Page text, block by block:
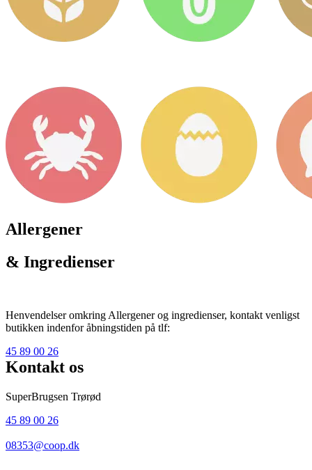
Allergener
& Ingredienser
Henvendelser omkring Allergener og ingredienser, kontakt venligst
butikken indenfor åbningstiden på tlf:
45 89 00 26
Kontakt os
SuperBrugsen Trørød
45 89 00 26
08353@coop.dk